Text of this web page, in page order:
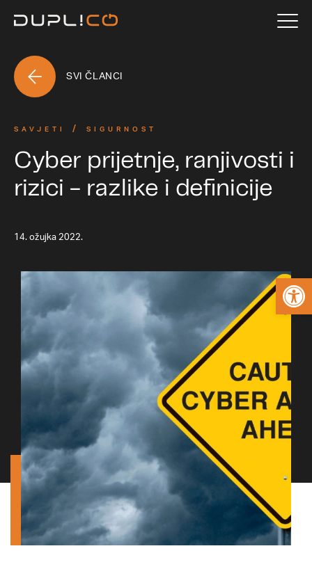
SVI ČLANCI
SAVJETI SIGURNOST
Cyber prijetnje, ranjivosti i
rizici - razlike i definicije
14. ožujka 2022.